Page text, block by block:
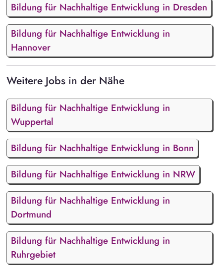
Bildung für Nachhaltige Entwicklung in Dresden
Bildung für Nachhaltige Entwicklung in
Hannover
Weitere Jobs in der Nähe
Bildung für Nachhaltige Entwicklung in
Wuppertal
Bildung für Nachhaltige Entwicklung in Bonn
Bildung für Nachhaltige Entwicklung in NRW
Bildung für Nachhaltige Entwicklung in
Dortmund
Bildung für Nachhaltige Entwicklung in
Ruhrgebiet